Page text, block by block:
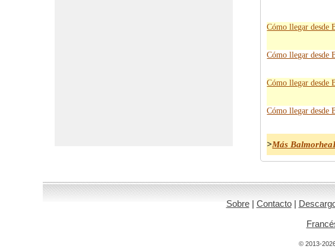
Cómo llegar desde
Cómo llegar desde
Cómo llegar desde
Cómo llegar desde
>Más
Sobre| Contacto|
© 2013-